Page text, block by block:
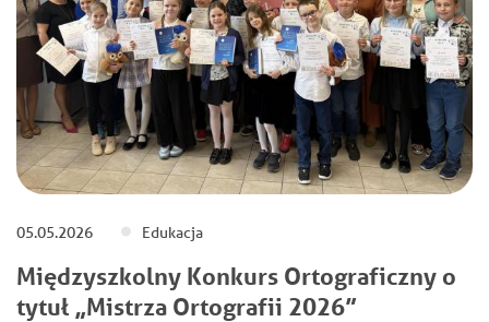
05.05.2026 Edukacja
Międzyszkolny Konkurs Ortograficzny o
tytuł „Mistrza Ortografii 2026”